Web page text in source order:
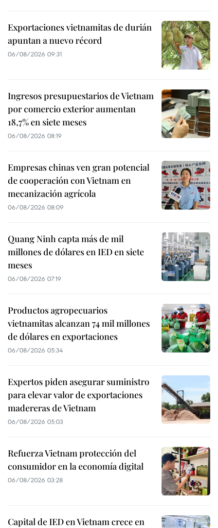
Exportaciones vietnamitas de durián
apuntan a nuevo récord
06/08/2026 09:31
Ingresos presupuestarios de Vietnam
por comercio exterior aumentan
18,7% en siete meses
06/08/2026 08:19
Empresas chinas ven gran potencial
de cooperación con Vietnam en
mecanización agrícola
06/08/2026 08:09
Quang Ninh capta más de mil
millones de dólares en IED en siete
meses
06/08/2026 07:19
Productos agropecuarios
vietnamitas alcanzan 74 mil millones
de dólares en exportaciones
06/08/2026 05:34
Expertos piden asegurar suministro
para elevar valor de exportaciones
madereras de Vietnam
06/08/2026 05:03
Refuerza Vietnam protección del
consumidor en la economía digital
06/08/2026 03:28
Capital de IED en Vietnam crece en